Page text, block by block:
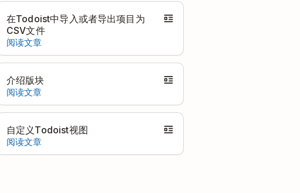
在Todoist中导入或者导出项目为
CSV文件
阅读文章
介绍版块
阅读文章
自定义Todoist视图
阅读文章